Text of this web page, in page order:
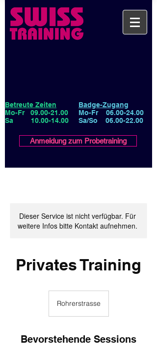
Betreute Zeiten
Mo-Fr 09.00-21.00
Sa 10.00-14.00
Badge-Zugang
Mo-Fr 06.00-24.00
Sa/So 06.00-22.00
Anmeldung zum Probetraining
Dieser Service ist nicht verfügbar. Für
weitere Infos bitte Kontakt aufnehmen.
Privates Training
Rohrerstrasse
Bevorstehende Sessions